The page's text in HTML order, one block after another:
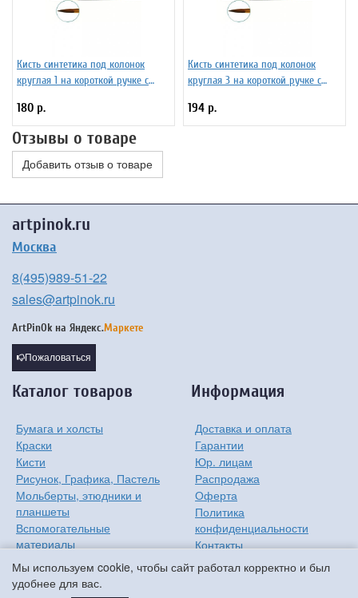
Мы используем cookie, чтобы сайт работал корректно и был
удобнее для вас.
Кисть синтетика под колонок
круглая 1 на короткой ручке с
ЖS1-01,05Ж
180 р.
Кисть синтетика под колонок
круглая 3 на короткой ручке с
ЖS1-03,05Ж
194 р.
Отзывы о товаре
Добавить отзыв о товаре
artpinok.ru
Москва
8(495)989-51-22
sales@artpinok.ru
ArtPinOk на Яндекс.Маркете
Пожаловаться
Каталог товаров
Бумага и холсты
Краски
Кисти
Рисунок, Графика, Пастель
Мольберты, этюдники и
планшеты
Вспомогательные
материалы
Хобби
Детям
Мастер-классы
Информация
Доставка и оплата
Гарантии
Юр. лицам
Распродажа
Оферта
Политика
конфиденциальности
Контакты
О компании